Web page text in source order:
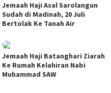
Jemaah Haji Asal Sarolangun
Sudah di Madinah, 20 Juli
Bertolak Ke Tanah Air
Jemaah Haji Batanghari Ziarah
Ke Rumah Kelahiran Nabi
Muhammad SAW